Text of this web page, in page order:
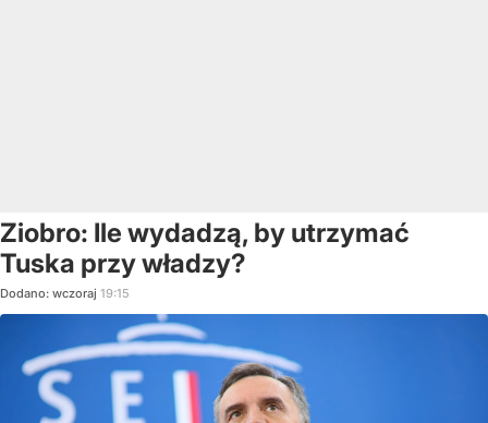
Ziobro: Ile wydadzą, by utrzymać
Tuska przy władzy?
Dodano: wczoraj 19:15